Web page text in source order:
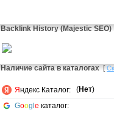
Backlink History (Majestic SEO)
Наличие сайта в каталогах [
Яндекс Каталог: (Нет)
Google каталог: